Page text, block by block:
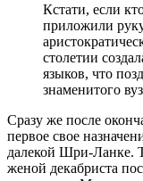
Кстати, если
приложили
столетии
языков, что
знаменитого
Сразу же после
первое свое
далекой Шри-Ланке.
женой декабриста